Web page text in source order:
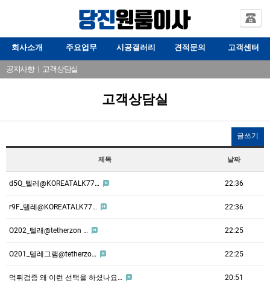
회사소개 주요업무 시공갤러리 견적문의 고객센터
공지사항| 고객상담실
고객상담실
글쓰기
제목 날짜
d5Q_텔레@KOREATALK77… 22:36
r9F_텔레@KOREATALK77… 22:36
O202_텔래@tetherzon … 22:25
O201_텔레그램@tetherzo… 22:25
먹튀검증 왜 이런 선택을 하셨나요… 20:51